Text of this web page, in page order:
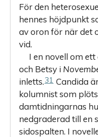
För den
hennes höjdpunkt
av oron för när det
vid.
I en novell om
och Betsy i
inletts.31 Candida
kolumnist som
damtidningarnas
nedgraderad till en
sidospalten. I